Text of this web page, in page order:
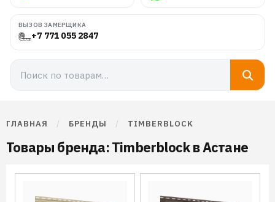
ВЫЗОВ ЗАМЕРЩИКА
+7 771 055 2847
ГЛАВНАЯ / БРЕНДЫ / TIMBERBLOCK
Товары бренда: Timberblock в Астане